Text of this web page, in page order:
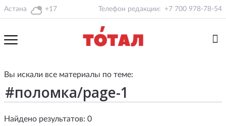
Астана +17 Телефон редакции: +7 700 978-78-54
Вы искали все материалы по теме:
Найдено результатов: 0